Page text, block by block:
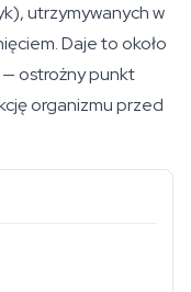
utrzymywanych w
Daje to około
— ostrożny punkt
organizmu przed